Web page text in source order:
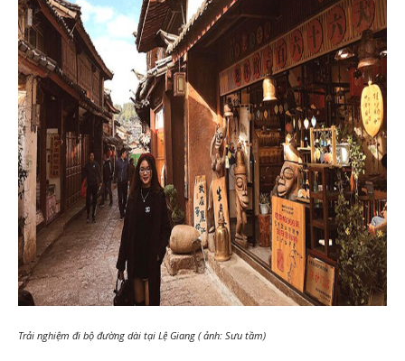
Trải nghiệm đi bộ đường dài tại Lệ Giang ( ảnh: Sưu tầm)